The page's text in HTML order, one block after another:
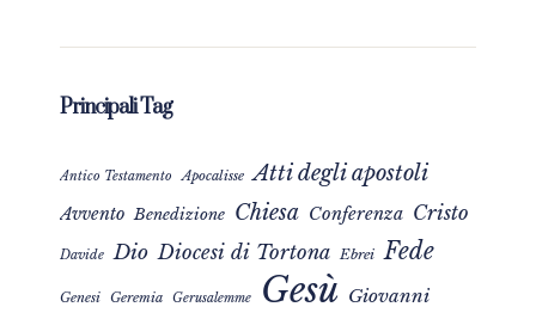
Principali Tag
Antico Testamento Apocalisse Atti degli apostoli
Avvento Benedizione Chiesa Conferenza Cristo
Davide Dio Diocesi di Tortona Ebrei Fede
Genesi Geremia Gerusalemme Gesù Giovanni